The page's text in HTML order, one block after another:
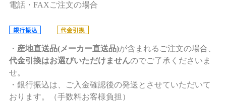
電話・FAXご注文の場合
・ 産地直送品(メーカー直送品)が含まれるご注文の場合、
代金引換はお選びいただけませんのでご了承くださいま
せ。
・銀行振込は、ご入金確認後の発送とさせていただいて
おります。（手数料お客様負担）